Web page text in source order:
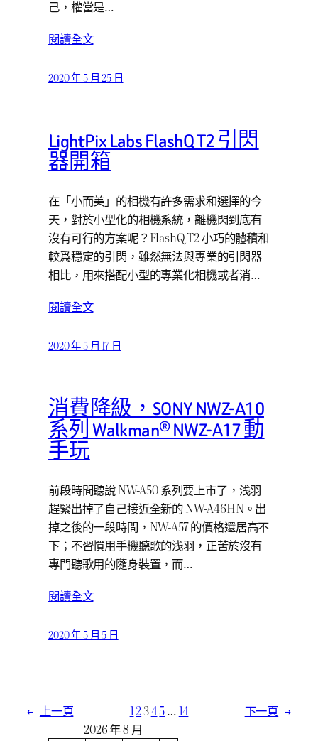
己，權當是…
閱讀全文
2020 年 5 月 25 日
LightPix Labs FlashQ T2 引閃
器開箱
在「小而美」的相機有許多需求和選擇的今
天，對於小型化的相機系統，離機閃到底有
沒有可行的方案呢？FlashQ T2 小巧的體積和
較爲穩定的引閃，雖然無法與專業的引閃器
相比，用來搭配小型的專業化相機或者消…
閱讀全文
2020 年 5 月 17 日
消費降級，SONY NWZ-A10
系列 Walkman® NWZ-A17 動
手玩
前段時間聽說 NW-A50 系列要上市了，浅羽
趕緊出掉了自己接近全新的 NW-A46HN。出
掉之後的一段時間，NW-A57 的價格還居高不
下；不習慣用手機聽歌的浅羽，正苦於沒有
專門聽歌用的隨身裝置，而…
閱讀全文
2020 年 5 月 5 日
← 上一頁 12345…14 下一頁 →
2026 年 8 月